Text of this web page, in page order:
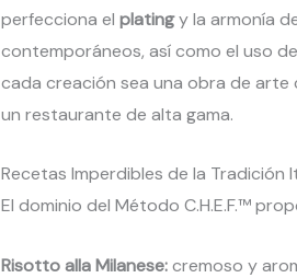
perfecciona el platingy la armonía
contemporáneos, así como el uso
cada creación sea una obra de
un restaurante de alta gama.
Recetas Imperdibles de la Tradición
El dominio del Método C.H.E.F.™
Risotto alla Milanese:cremoso y